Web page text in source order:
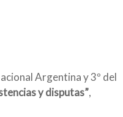
Argentina y 3º del
y disputas”,